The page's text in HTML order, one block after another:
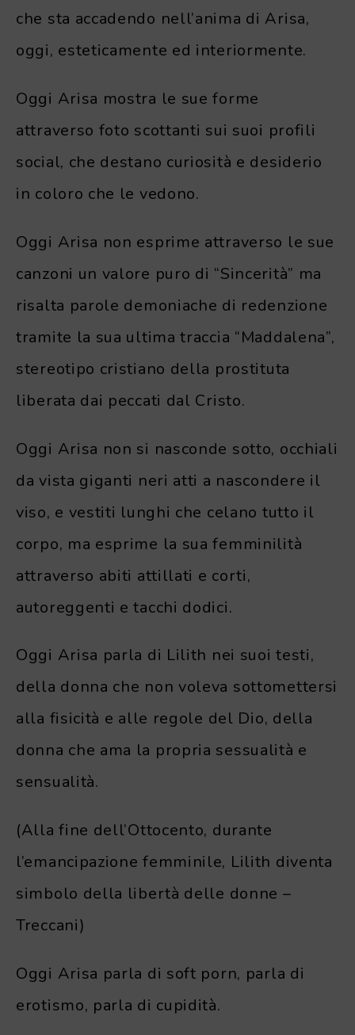
che sta accadendo nell’anima di Arisa,
oggi, esteticamente ed interiormente.
Oggi Arisa mostra le sue forme
attraverso foto scottanti sui suoi profili
social, che destano curiosità e desiderio
in coloro che le vedono.
Oggi Arisa non esprime attraverso le sue
canzoni un valore puro di “Sincerità” ma
risalta parole demoniache di redenzione
tramite la sua ultima traccia “Maddalena”,
stereotipo cristiano della prostituta
liberata dai peccati dal Cristo.
Oggi Arisa non si nasconde sotto, occhiali
da vista giganti neri atti a nascondere il
viso, e vestiti lunghi che celano tutto il
corpo, ma esprime la sua femminilità
attraverso abiti attillati e corti,
autoreggenti e tacchi dodici.
Oggi Arisa parla di Lilith nei suoi testi,
della donna che non voleva sottomettersi
alla fisicità e alle regole del Dio, della
donna che ama la propria sessualità e
sensualità.
(Alla fine dell’Ottocento, durante
l’emancipazione femminile, Lilith diventa
simbolo della libertà delle donne –
Treccani)
Oggi Arisa parla di soft porn, parla di
erotismo, parla di cupidità.